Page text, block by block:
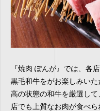
『焼肉 ぽんが』では、各
黒毛和牛をがお楽しみい
高の状態の和牛を厳選し
店でも上質なお肉が食べ